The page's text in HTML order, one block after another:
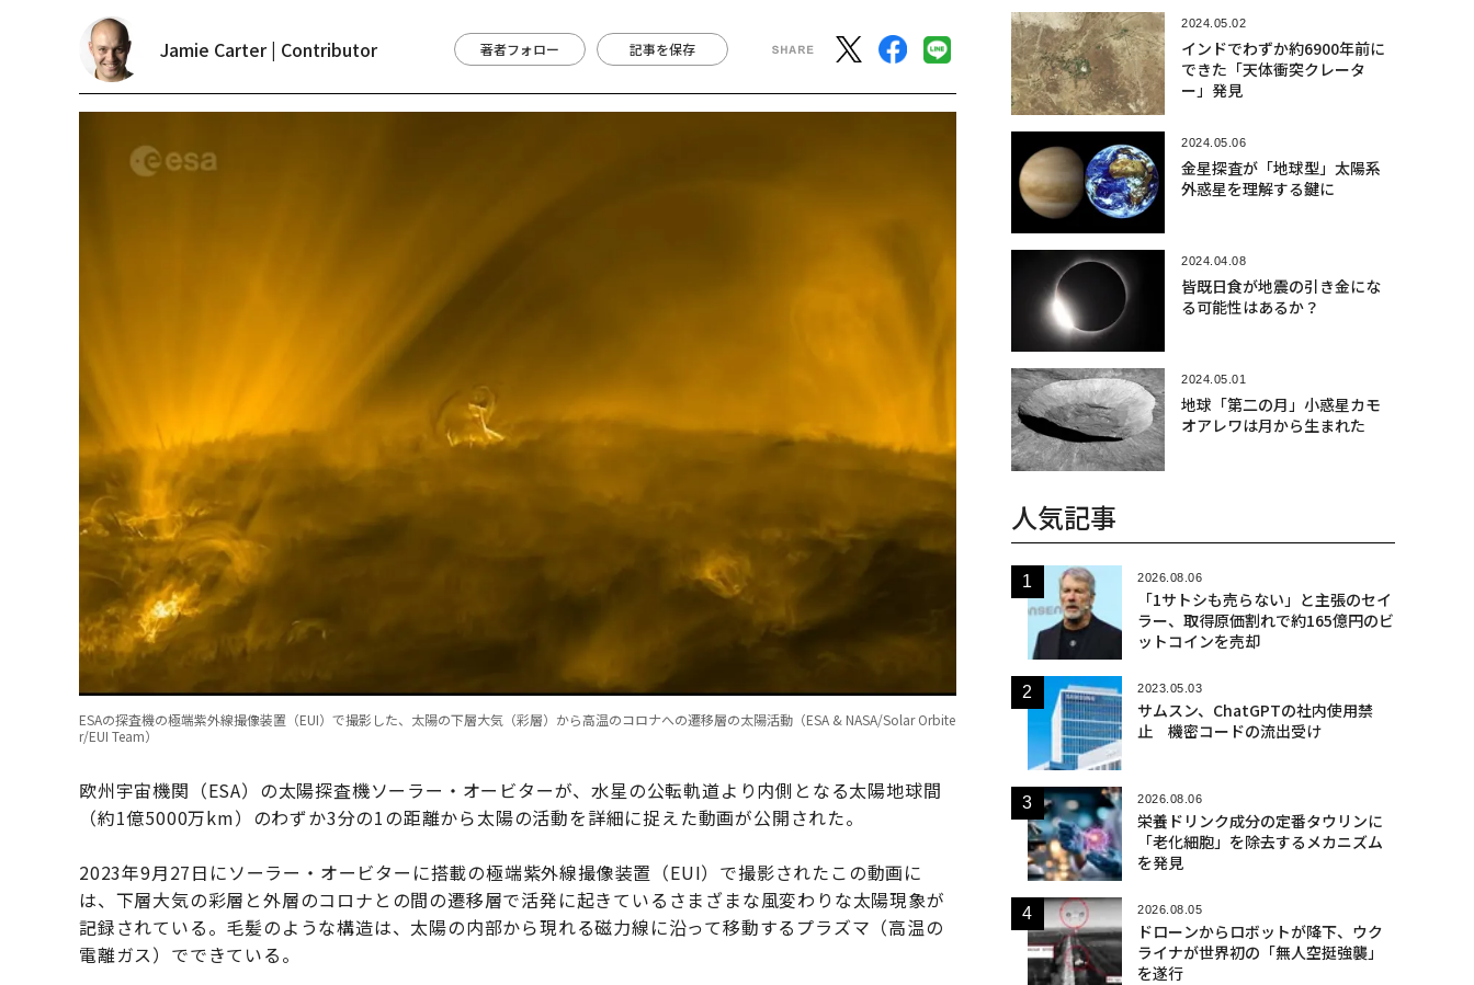
Jamie Carter | Contributor 著者フォロー 記事を保存
ESAの探査機の極端紫外線撮像装置（EUI）で撮影した、太陽の下層大気（彩層）から高温のコロナへの遷移層の太陽活動（ESA & NASA/Solar Orbite
r/EUI Team）
欧州宇宙機関（ESA）の太陽探査機ソーラー・オービターが、水星の公転軌道より内側となる太陽地球間
（約1億5000万km）のわずか3分の1の距離から太陽の活動を詳細に捉えた動画が公開された。
2023年9月27日にソーラー・オービターに搭載の極端紫外線撮像装置（EUI）で撮影されたこの動画に
は、下層大気の彩層と外層のコロナとの間の遷移層で活発に起きているさまざまな風変わりな太陽現象が
記録されている。毛髪のような構造は、太陽の内部から現れる磁力線に沿って移動するプラズマ（高温の
電離ガス）でできている。
2024.05.02
インドでわずか約6900年前に
できた「天体衝突クレータ
ー」発見
2024.05.06
金星探査が「地球型」太陽系
外惑星を理解する鍵に
2024.04.08
皆既日食が地震の引き金にな
る可能性はあるか？
2024.05.01
地球「第二の月」小惑星カモ
オアレワは月から生まれた
人気記事
2026.08.06
「1サトシも売らない」と主張のセイ
ラー、取得原価割れで約165億円のビ
ットコインを売却
2023.05.03
サムスン、ChatGPTの社内使用禁
止 機密コードの流出受け
2026.08.06
栄養ドリンク成分の定番タウリンに
「老化細胞」を除去するメカニズム
を発見
2026.08.05
ドローンからロボットが降下、ウク
ライナが世界初の「無人空挺強襲」
を遂行